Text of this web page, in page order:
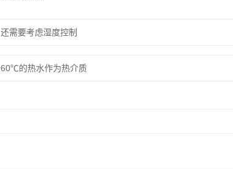
要考虑湿度控制
的热水作为热介质